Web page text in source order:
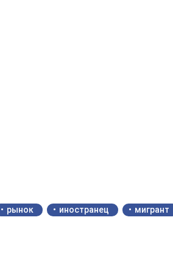
рынок иностранец мигрант